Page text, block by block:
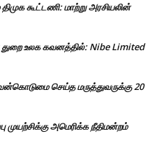
கூட்டணி: மாற்று அரசியலின்
துறை உலக கவனத்தில்: Nibe Limited
வன்கொடுமை செய்த மருத்துவருக்கு 20
முயற்சிக்கு அமெரிக்க நீதிமன்றம்